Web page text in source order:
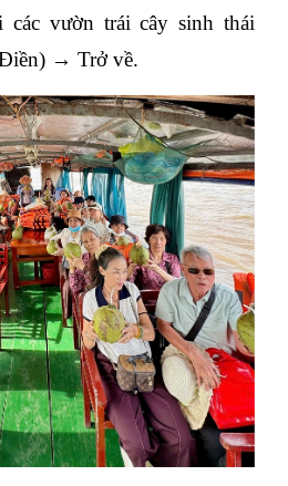
các vườn trái cây sinh thái
→ Trở về.